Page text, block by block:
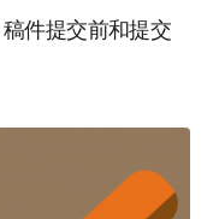
件提交前和提交